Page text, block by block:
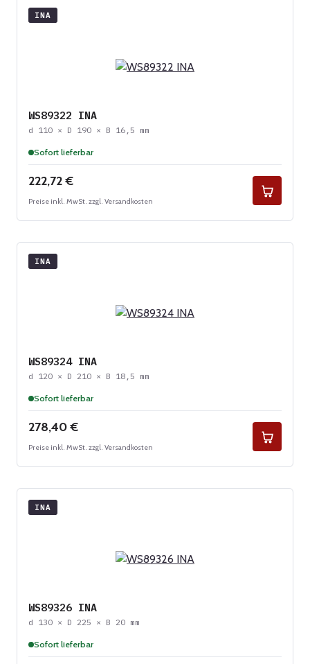
INA
WS89322 INA
d 110 × D 190 × B 16,5 mm
Sofort lieferbar
Regulärer Preis:
222,72 €
Preise inkl. MwSt. zzgl. Versandkosten
INA
WS89324 INA
d 120 × D 210 × B 18,5 mm
Sofort lieferbar
Regulärer Preis:
278,40 €
Preise inkl. MwSt. zzgl. Versandkosten
INA
WS89326 INA
d 130 × D 225 × B 20 mm
Sofort lieferbar